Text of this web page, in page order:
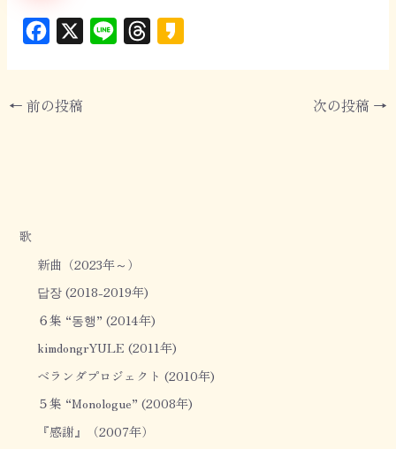
e
← 前の投稿 次の投稿 →
歌
新曲（2023年～）
답장 (2018-2019年)
６集 “동행” (2014年)
kimdongrYULE (2011年)
ベランダプロジェクト (2010年)
５集 “Monologue” (2008年)
『感謝』（2007年）